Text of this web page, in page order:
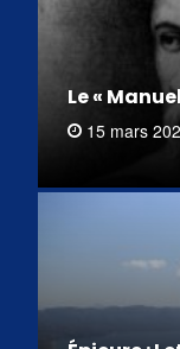
Le «
15 mars